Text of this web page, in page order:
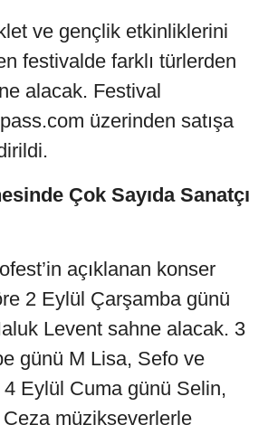
ve gençlik etkinliklerini
festivalde farklı türlerden
alacak. Festival
üzerinden satışa
Çok Sayıda Sanatçı
açıklanan konser
2 Eylül Çarşamba günü
Levent sahne alacak. 3
günü M Lisa, Sefo ve
4 Eylül Cuma günü Selin,
müzikseverlerle